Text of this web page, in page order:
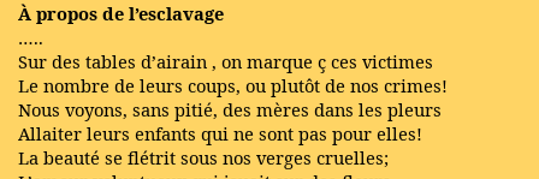
À propos de l’esclavage
…..
Sur des tables d’airain , on marque ç ces victimes
Le nombre de leurs coups, ou plutôt de nos crimes!
Nous voyons, sans pitié, des mères dans les pleurs
Allaiter leurs enfants qui ne sont pas pour elles!
La beauté se flétrit sous nos verges cruelles;